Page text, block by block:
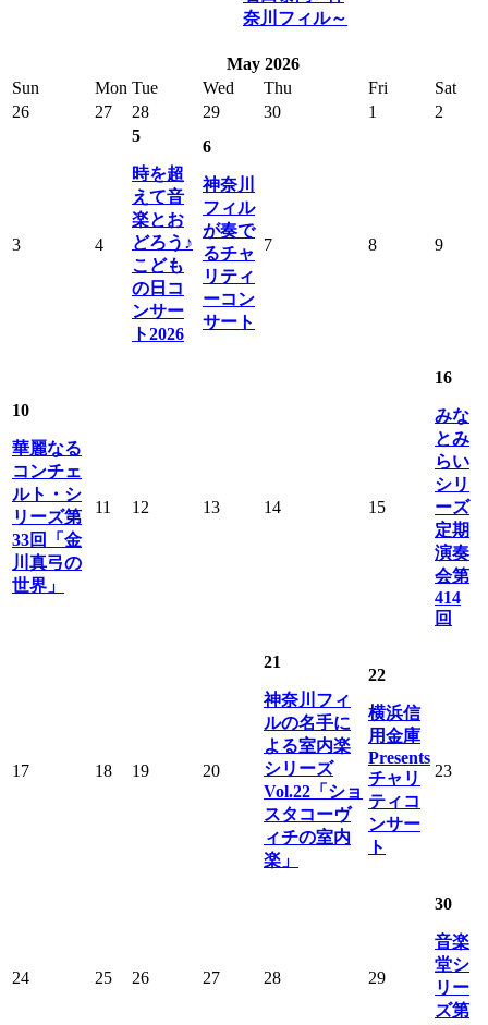
奈川フィル～
May 2026
Sun
Mon Tue Wed Thu Fri
Sat
26
27 28 29 30 1 2
3 4
5
時を超
えて音
楽とお
どろう♪
こども
の日コ
ンサー
ト2026
6
神奈川
フィル
が奏で
るチャ
リティ
ーコン
サート
7 8 9
10
華麗なる
コンチェ
ルト・シ
リーズ第
33回「金
川真弓の
世界」
11 12 13 14 15
16
みな
とみ
らい
シリ
ーズ
定期
演奏
会第
414
回
17 18 19 20
21
神奈川フィ
ルの名手に
よる室内楽
シリーズ
Vol.22「ショ
スタコーヴ
ィチの室内
楽」
22
横浜信
用金庫
Presents
チャリ
ティコ
ンサー
ト
23
24 25 26 27 28 29
30
音楽
堂シ
リー
ズ第